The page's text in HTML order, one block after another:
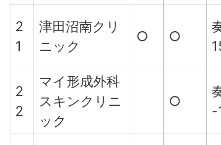
2
1
津田沼南クリ
ニック
○ ○
2
2
マイ形成外科
スキンクリニ
ック
○
-